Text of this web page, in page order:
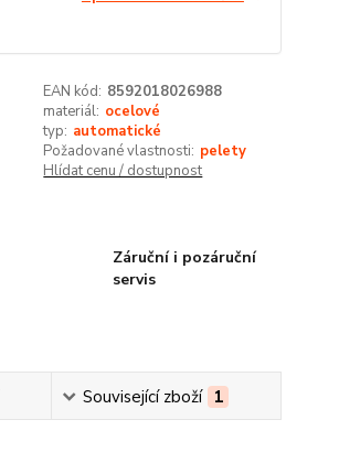
EAN kód: 8592018026988
materiál: ocelové
typ: automatické
Požadované vlastnosti: pelety
Hlídat cenu / dostupnost
Záruční i pozáruční
servis
Související zboží 1